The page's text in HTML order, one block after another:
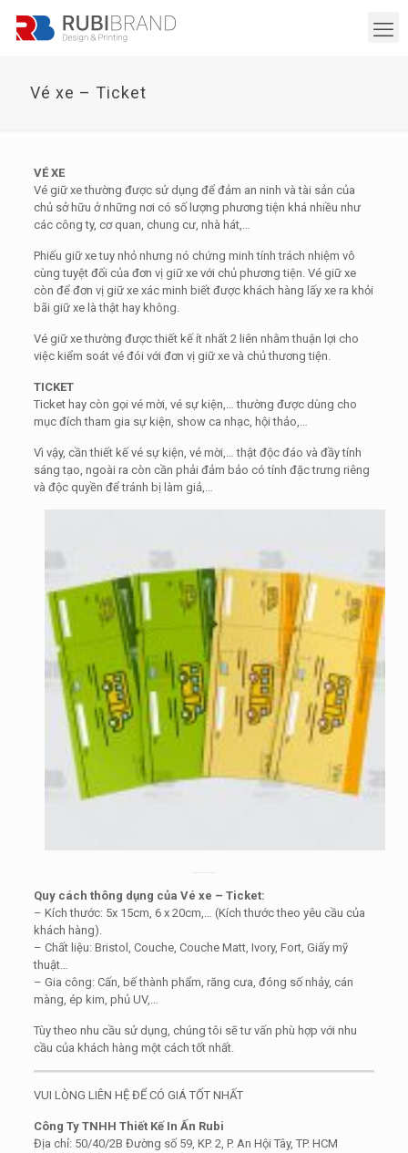
Vé xe – Ticket
VÉ XE
Vé giữ xe thường được sử dụng để đảm an ninh và tài sản của
chủ sở hữu ở những nơi có số lượng phương tiện khá nhiều như
các công ty, cơ quan, chung cư, nhà hát,…
Phiếu giữ xe tuy nhỏ nhưng nó chứng minh tính trách nhiệm vô
cùng tuyệt đối của đơn vị giữ xe với chủ phương tiện. Vé giữ xe
còn để đơn vị giữ xe xác minh biết được khách hàng lấy xe ra khỏi
bãi giữ xe là thật hay không.
Vé giữ xe thường được thiết kế ít nhất 2 liên nhằm thuận lợi cho
việc kiểm soát vé đói với đơn vị giữ xe và chủ thương tiện.
TICKET
Ticket hay còn gọi vé mời, vé sự kiện,… thường được dùng cho
mục đích tham gia sự kiện, show ca nhạc, hội thảo,…
Vì vậy, cần thiết kế vé sự kiện, vé mời,… thật độc đáo và đầy tính
sáng tạo, ngoài ra còn cần phải đảm bảo có tính đặc trưng riêng
và độc quyền để tránh bị làm giả,…
Quy cách thông dụng của Vé xe – Ticket:
– Kích thước: 5x 15cm, 6 x 20cm,… (Kích thước theo yêu cầu của
khách hàng).
– Chất liệu: Bristol, Couche, Couche Matt, Ivory, Fort, Giấy mỹ
thuật…
– Gia công: Cấn, bế thành phẩm, răng cưa, đóng số nhảy, cán
màng, ép kim, phủ UV,…
Tùy theo nhu cầu sử dụng, chúng tôi sẽ tư vấn phù hợp với nhu
cầu của khách hàng một cách tốt nhất.
VUI LÒNG LIÊN HỆ ĐỂ CÓ GIÁ TỐT NHẤT
Công Ty TNHH Thiết Kế In Ấn Rubi
Địa chỉ: 50/40/2B Đường số 59, KP. 2, P. An Hội Tây, TP. HCM